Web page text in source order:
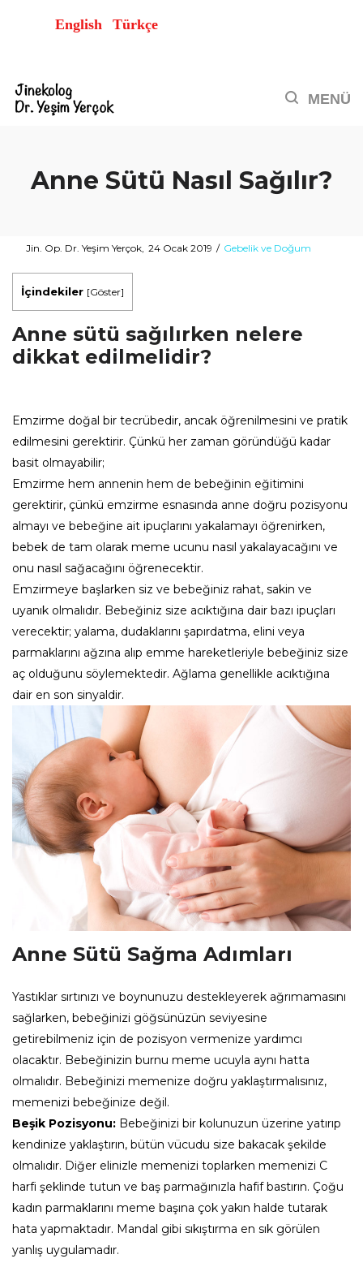
English Türkçe
Anne Sütü Nasıl Sağılır?
ByJin. Op. Dr. Yeşim Yerçok Posted
24 Ocak 2019
Posted
Gebelik ve Doğum
İçindekiler [Göster]
Anne sütü sağılırken nelere
dikkat edilmelidir?
Emzirme doğal bir tecrübedir, ancak öğrenilmesini ve pratik
edilmesini gerektirir. Çünkü her zaman göründüğü kadar
basit olmayabilir;
Emzirme hem annenin hem de bebeğinin eğitimini
gerektirir, çünkü emzirme esnasında anne doğru pozisyonu
almayı ve bebeğine ait ipuçlarını yakalamayı öğrenirken,
bebek de tam olarak meme ucunu nasıl yakalayacağını ve
onu nasıl sağacağını öğrenecektir.
Emzirmeye başlarken siz ve bebeğiniz rahat, sakin ve
uyanık olmalıdır. Bebeğiniz size acıktığına dair bazı ipuçları
verecektir; yalama, dudaklarını şapırdatma, elini veya
parmaklarını ağzına alıp emme hareketleriyle bebeğiniz size
aç olduğunu söylemektedir. Ağlama genellikle acıktığına
dair en son sinyaldir.
Anne Sütü Sağma Adımları
Yastıklar sırtınızı ve boynunuzu destekleyerek ağrımamasını
sağlarken, bebeğinizi göğsünüzün seviyesine
getirebilmeniz için de pozisyon vermenize yardımcı
olacaktır. Bebeğinizin burnu meme ucuyla aynı hatta
olmalıdır. Bebeğinizi memenize doğru yaklaştırmalısınız,
memenizi bebeğinize değil.
Beşik Pozisyonu: Bebeğinizi bir kolunuzun üzerine yatırıp
kendinize yaklaştırın, bütün vücudu size bakacak şekilde
olmalıdır. Diğer elinizle memenizi toplarken memenizi C
harfi şeklinde tutun ve baş parmağınızla hafif bastırın. Çoğu
kadın parmaklarını meme başına çok yakın halde tutarak
hata yapmaktadır. Mandal gibi sıkıştırma en sık görülen
yanlış uygulamadır.